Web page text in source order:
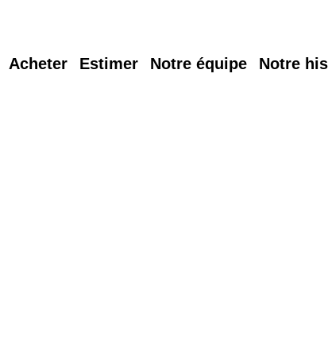
Acheter Estimer Notre équipe Notre